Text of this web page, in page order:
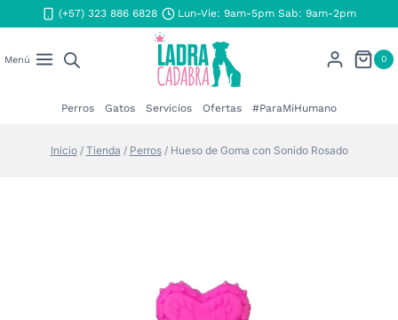
al
(+57) 323 886 6828 Lun-Vie: 9am-5pm Sab: 9am-2pm
Menú 0
Perros Gatos Servicios Ofertas #ParaMiHumano
Inicio / Tienda / Perros / Hueso de Goma con Sonido Rosado